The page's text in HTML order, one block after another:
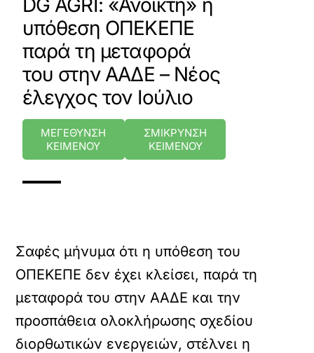
DG AGRI: «Ανοικτή» η
υπόθεση ΟΠΕΚΕΠΕ
παρά τη μεταφορά
του στην ΑΑΔΕ – Νέος
έλεγχος τον Ιούλιο
ΜΕΓΕΘΥΝΣΗ
ΚΕΙΜΕΝΟΥ
ΣΜΙΚΡΥΝΣΗ
ΚΕΙΜΕΝΟΥ
Σαφές μήνυμα ότι η υπόθεση του
ΟΠΕΚΕΠΕ δεν έχει κλείσει, παρά τη
μεταφορά του στην ΑΑΔΕ και την
προσπάθεια ολοκλήρωσης σχεδίου
διορθωτικών ενεργειών, στέλνει η